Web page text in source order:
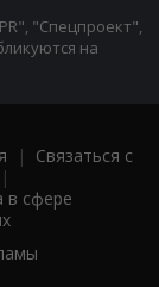
"Спецпроект",
на
| Связаться с
|
в сфере